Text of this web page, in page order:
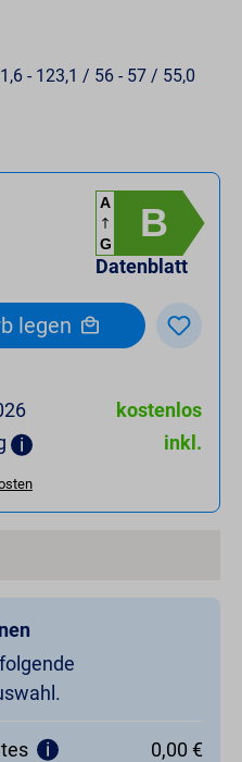
- 123,1 / 56 - 57 / 55,0
B
A
G
Datenblatt
legen
kostenlos
inkl.
0,00 €